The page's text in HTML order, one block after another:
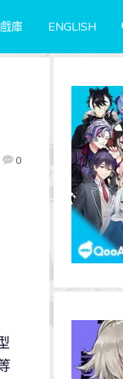
庫 ENGLISH
0